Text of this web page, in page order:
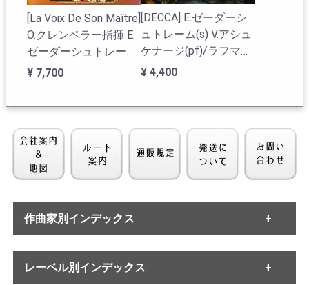
[La Voix De Son Maître]
O.クレンペラー指揮 E.
ゼーダーシュトレーム
(s) M.ヘフゲン(a) W.ク
Op.123(全曲)
¥ 7,700
[DECCA] E.ゼーダーシ
ュトレーム(s) V.アシュ
ケナージ(pf)/ラフマニ
ノフ:歌曲集-1/乙女
¥ 4,400
ュトレーム(s) J.エイロ
ン(pf)/ジェニー・リン
ド歌曲集
作曲家別インデックス
・バッハ
・ヘンデル
レーベル別インデックス